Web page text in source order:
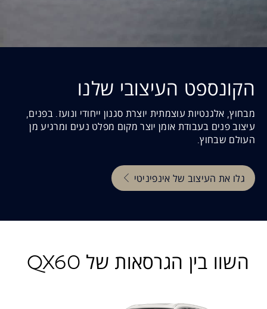
הקונספט העיצובי שלנו
מבחוץ, אלגנטיות עוצמתית יוצרת סגנון ייחודי ונועז. בפנים,
עיצוב פנים בעבודת אומן יוצר מקום מפלט נעים ומרגיע מן
העולם שבחוץ.
גלו את העיצוב של אינפיניטי
השוו בין הגרסאות של QX60